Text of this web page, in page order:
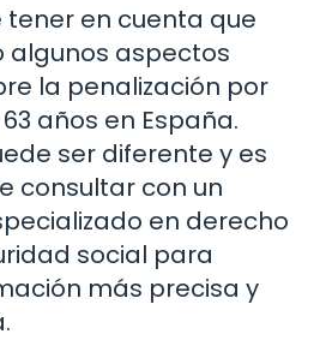
tener en cuenta que
algunos aspectos
la penalización por
años en España.
ser diferente y es
consultar con un
en derecho
social para
más precisa y